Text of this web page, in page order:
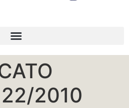
2010